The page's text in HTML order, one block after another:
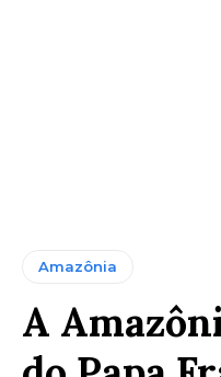
Amazônia
A